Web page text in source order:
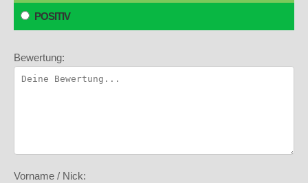
POSITIV
Bewertung:
Vorname / Nick: